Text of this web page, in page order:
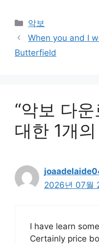
카
테
리
악보
When you and I
Butterfield
“악보 다
대한 1개
2026년 07월
I have learn
Certainly price